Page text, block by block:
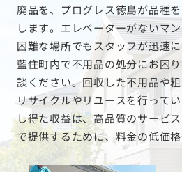
廃品を、プログレス徳島が品種
します。エレベーターがないマ
困難な場所でもスタッフが迅速
藍住町内で不用品の処分にお困
談ください。回収した不用品や
リサイクルやリユースを行って
し得た収益は、高品質のサービ
で提供するために、料金の低価